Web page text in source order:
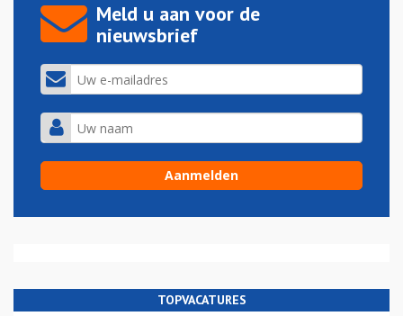
Meld u aan voor de
nieuwsbrief
TOPVACATURES